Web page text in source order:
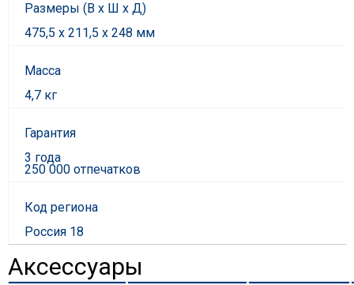
Размеры (В x Ш x Д)
475,5 х 211,5 х 248 мм
Масса
4,7 кг
Гарантия
3 года
250 000 отпечатков
Код региона
Россия 18
Аксессуары